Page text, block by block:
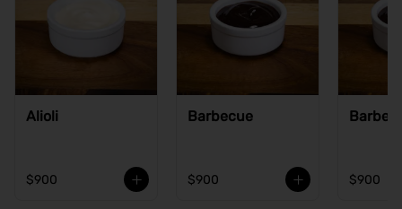
Alioli
$900
Barbecue
$900 $900